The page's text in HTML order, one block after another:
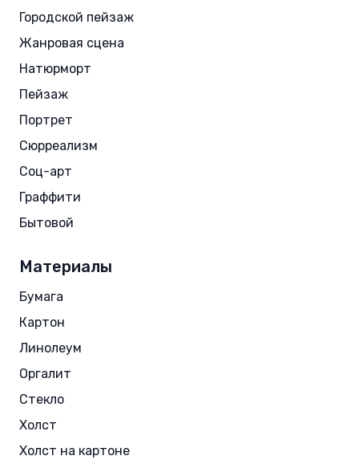
Городской пейзаж
Жанровая сцена
Натюрморт
Пейзаж
Портрет
Сюрреализм
Соц-арт
Граффити
Бытовой
Материалы
Бумага
Картон
Линолеум
Оргалит
Стекло
Холст
Холст на картоне